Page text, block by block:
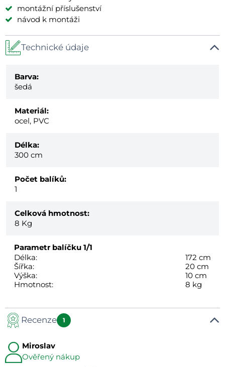
montážní příslušenství
návod k montáži
Technické údaje
Barva:
šedá
Materiál:
ocel, PVC
Délka:
300 cm
Počet balíků:
1
Celková hmotnost:
8 Kg
Parametr balíčku 1/1
Délka:
172 cm
Šířka:
20 cm
Výška:
10 cm
Hmotnost:
8 kg
Recenze 1
Miroslav
Ověřený nákup